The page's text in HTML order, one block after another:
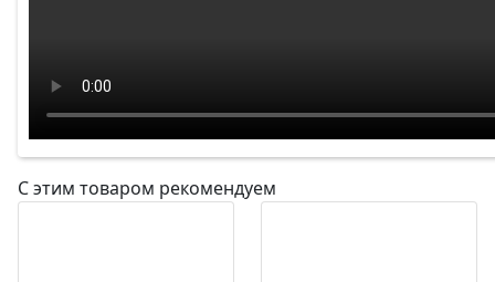
С этим товаром рекомендуем